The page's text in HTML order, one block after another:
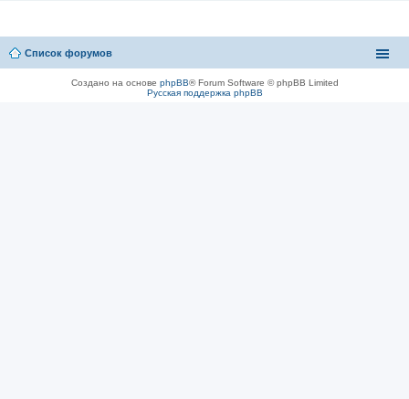
Список форумов
Создано на основе phpBB® Forum Software © phpBB Limited
Русская поддержка phpBB